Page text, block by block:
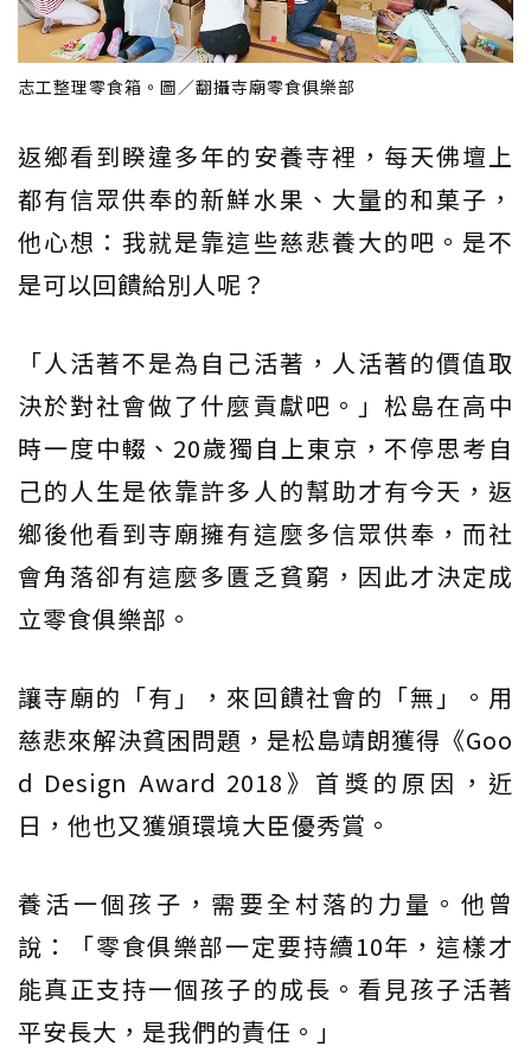
志工整理零食箱。圖／翻攝寺廟零食俱樂部
返鄉看到睽違多年的安養寺裡，每天佛壇上
都有信眾供奉的新鮮水果、大量的和菓子，
他心想：我就是靠這些慈悲養大的吧。是不
是可以回饋給別人呢？
「人活著不是為自己活著，人活著的價值取
決於對社會做了什麼貢獻吧。」松島在高中
時一度中輟、20歲獨自上東京，不停思考自
己的人生是依靠許多人的幫助才有今天，返
鄉後他看到寺廟擁有這麼多信眾供奉，而社
會角落卻有這麼多匱乏貧窮，因此才決定成
立零食俱樂部。
讓寺廟的「有」，來回饋社會的「無」。用
慈悲來解決貧困問題，是松島靖朗獲得《Goo
d Design Award 2018》首獎的原因，近
日，他也又獲頒環境大臣優秀賞。
養活一個孩子，需要全村落的力量。他曾
說：「零食俱樂部一定要持續10年，這樣才
能真正支持一個孩子的成長。看見孩子活著
平安長大，是我們的責任。」